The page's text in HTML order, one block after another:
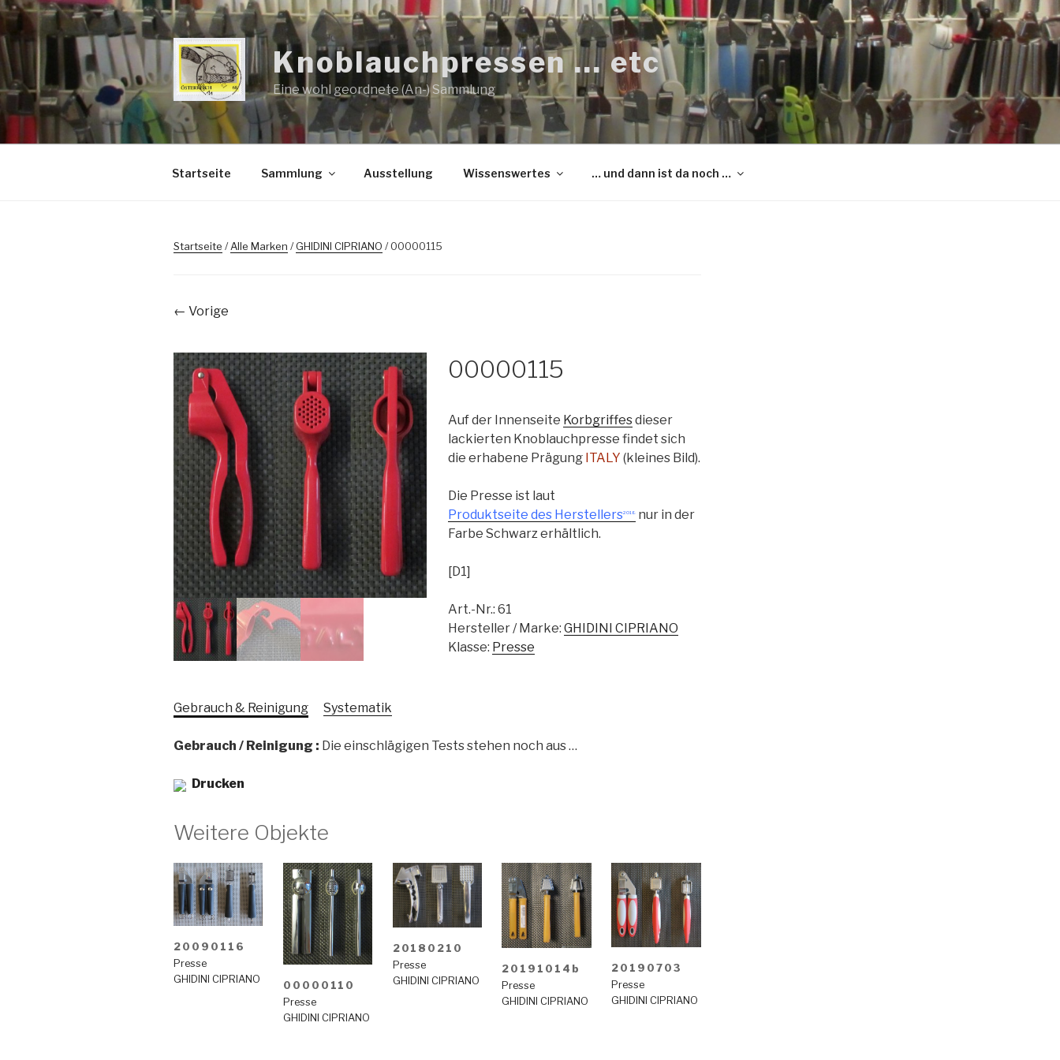
Zum
Inhalt
springen
Knoblauchpressen … etc
Eine wohl geordnete (An-) Sammlung
Startseite Sammlung Ausstellung Wissenswertes … und dann ist da noch …
Startseite /Alle Marken /GHIDINI CIPRIANO / 00000115
← Vorige
🔍 00000115
Auf der Innenseite Korbgriffesdieser
lackierten Knoblauchpresse findet sich
die erhabene Prägung ITALY (kleines Bild).
Die Presse ist laut
Produktseite des Herstellers2018nur in der
Farbe Schwarz erhältlich.
[D1]
Art.-Nr.: 61
Hersteller / Marke: GHIDINI CIPRIANO
Klasse: Presse
Gebrauch & Reinigung Systematik
Gebrauch / Reinigung : Die einschlägigen Tests stehen noch aus …
Drucken
Weitere Objekte
20090116
Presse
GHIDINI CIPRIANO
00000110
Presse
GHIDINI CIPRIANO
20180210
Presse
GHIDINI CIPRIANO
20191014b
Presse
GHIDINI CIPRIANO
20190703
Presse
GHIDINI CIPRIANO